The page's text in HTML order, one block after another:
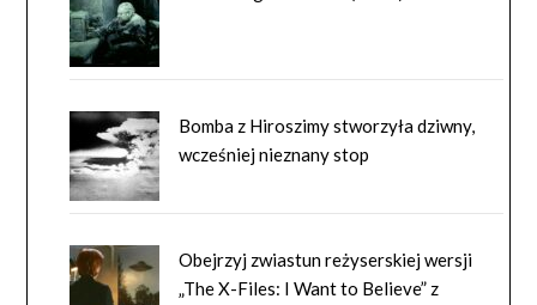
Bomba z Hiroszimy stworzyła dziwny,
wcześniej nieznany stop
Obejrzyj zwiastun reżyserskiej wersji
„The X-Files: I Want to Believe” z